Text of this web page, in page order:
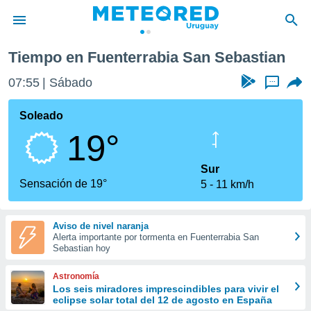
de
ha
calidad.
a este
las
y
forma
digital
basada
Tiempo en Fuenterrabia San Sebastian
07:55 Sábado ...
Soleado
19°
Sensación de 19°
Sur
5
11 km/h
Aviso de nivel naranja
Alerta importante por tormenta en Fuenterrabia San
Sebastian hoy
Astronomía
Los seis miradores imprescindibles para vivir el
eclipse solar total del 12 de agosto en España